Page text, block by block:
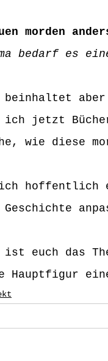
morden
bedarf es
beinhaltet
ich jetzt Bücher
wie diese
ich hoffentlich
euch das